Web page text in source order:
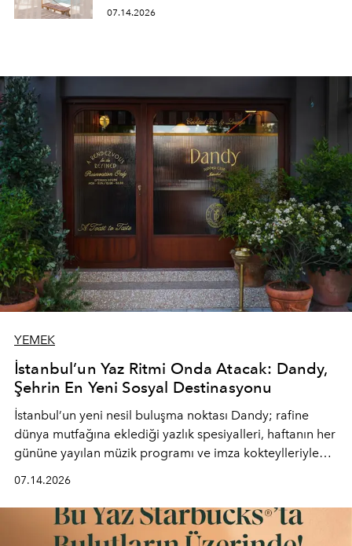
07.14.2026
YEMEK
İstanbul’un Yaz Ritmi Onda Atacak: Dandy,
Şehrin En Yeni Sosyal Destinasyonu
İstanbul’un yeni nesil buluşma noktası Dandy; rafine
dünya mutfağına eklediği yazlık spesiyalleri, haftanın her
gününe yayılan müzik programı ve imza kokteylleriyle
lüks" anlayışıyla buluşturan mekan; gurme lezzetleri, iyi
müziği ve açık havadaki özel puro alanını tek bir çatı
07.14.2026